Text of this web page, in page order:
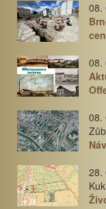
08.
08.
08.
28.